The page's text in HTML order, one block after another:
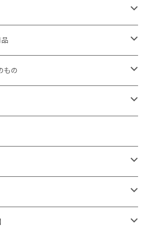
ー
ク
ー
伝票
モス
ター
品
もの
テープ